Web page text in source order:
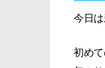
今日は
初め